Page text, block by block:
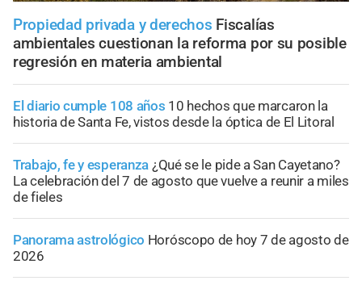
Propiedad privada y derechos Fiscalías
ambientales cuestionan la reforma por su posible
regresión en materia ambiental
El diario cumple 108 años 10 hechos que marcaron la
historia de Santa Fe, vistos desde la óptica de El Litoral
Trabajo, fe y esperanza ¿Qué se le pide a San Cayetano?
La celebración del 7 de agosto que vuelve a reunir a miles
de fieles
Panorama astrológico Horóscopo de hoy 7 de agosto de
2026